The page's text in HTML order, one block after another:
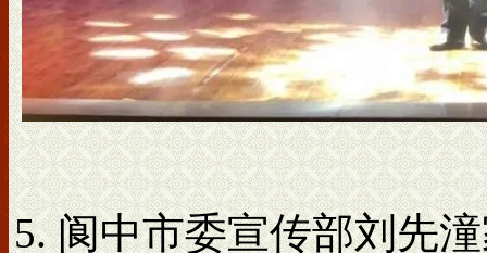
5. 阆中市委宣传部刘先